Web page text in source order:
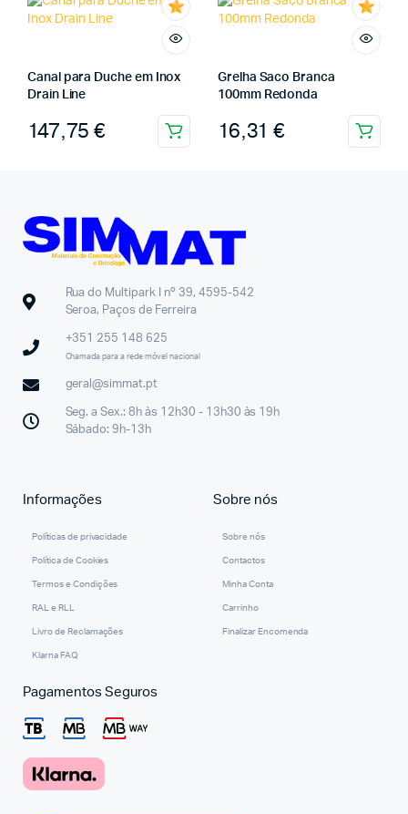
Canal para Duche em Inox
Drain Line
147,75 €
Grelha Saco Branca
100mm Redonda
16,31 €
Rua do Multipark I nº 39, 4595-542
Seroa, Paços de Ferreira
+351 255 148 625
Chamada para a rede móvel nacional
geral@simmat.pt
Seg. a Sex.: 8h às 12h30 - 13h30 às 19h
Sábado: 9h-13h
Informações
Políticas de privacidade
Política de Cookies
Termos e Condições
RAL e RLL
Livro de Reclamações
Klarna FAQ
Sobre nós
Sobre nós
Contactos
Minha Conta
Carrinho
Finalizar Encomenda
Pagamentos Seguros